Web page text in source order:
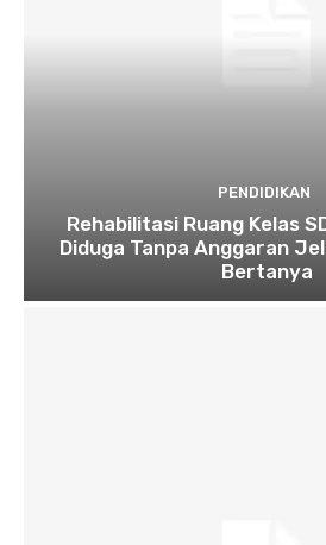
PENDIDIKAN
Rehabilitasi Ruang Kelas
Diduga Tanpa Anggaran
Bertanya